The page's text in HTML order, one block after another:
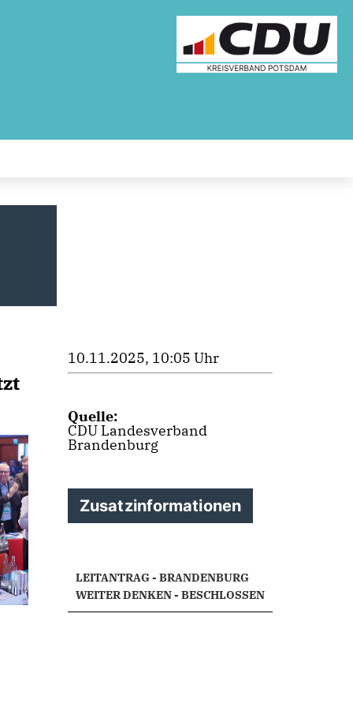
10.11.2025, 10:05 Uhr
Quelle:
CDU Landesverband
Brandenburg
Zusatzinformationen
LEITANTRAG - BRANDENBURG
WEITER DENKEN - BESCHLOSSEN